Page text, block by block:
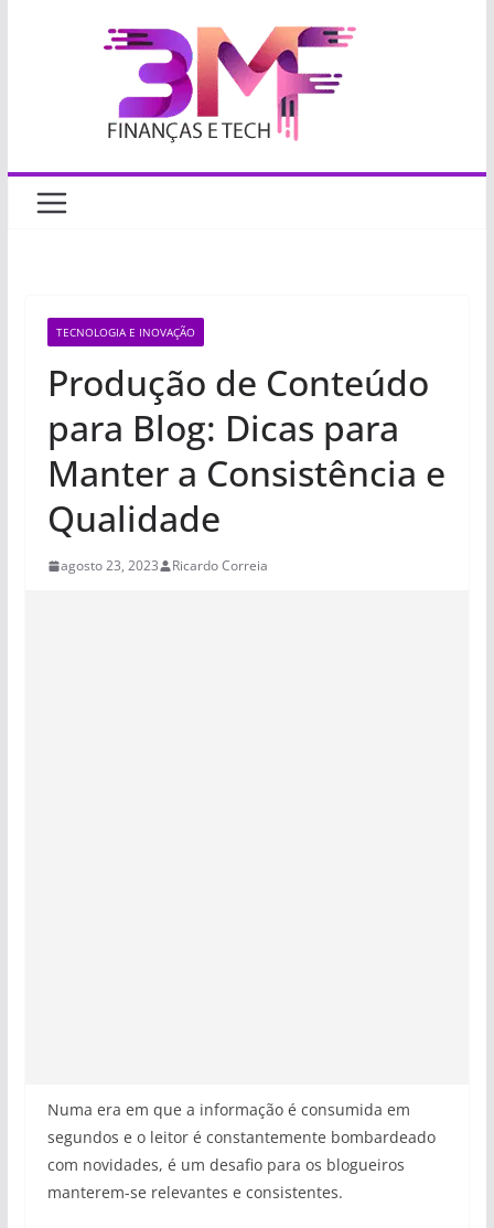
TECNOLOGIA E INOVAÇÃO
Produção de Conteúdo
para Blog: Dicas para
Manter a Consistência e
Qualidade
agosto 23, 2023 Ricardo Correia
Numa era em que a informação é consumida em
segundos e o leitor é constantemente bombardeado
com novidades, é um desafio para os blogueiros
manterem-se relevantes e consistentes.